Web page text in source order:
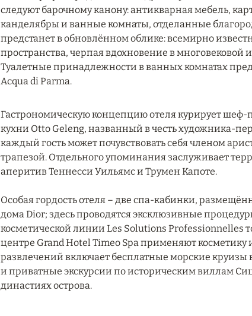
следуют барочному канону: антикварная мебель,
канделябры и ванные комнаты, отделанные
предстанет в обновлённом облике: всемирно
пространства, черпая вдохновение в
Туалетные принадлежности в ванных комнатах
Acqua di Parma.
Гастрономическую концепцию отеля курирует шеф-
кухни Otto Geleng, названный в честь художника-
каждый гость может почувствовать себя членом
трапезой. Отдельного упоминания заслуживает
аперитив Теннесси Уильямс и Трумен Капоте.
Особая гордость отеля – две спа-кабинки,
дома Dior; здесь проводятся эксклюзивные
косметической линии Les Solutions Professionnelles
центре Grand Hotel Timeo Spa применяют
развлечений включает бесплатные морские
и приватные экскурсии по историческим виллам
династиях острова.